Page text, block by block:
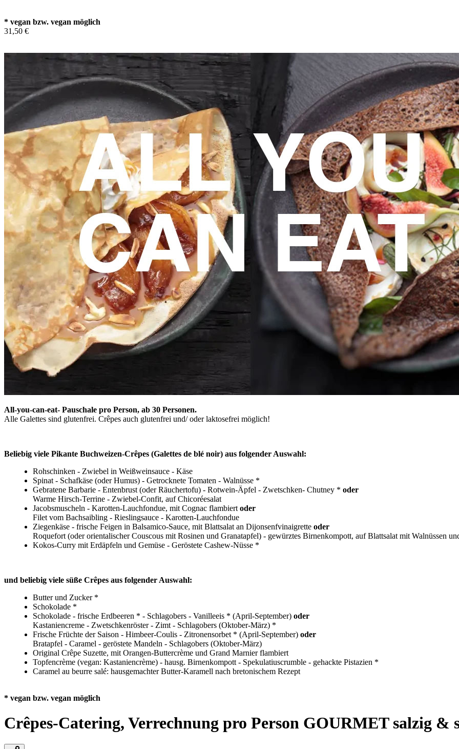
* vegan bzw. vegan möglich
31,50 €
All-you-can-eat- Pauschale pro Person, ab 30 Personen.
Alle Galettes sind glutenfrei. Crêpes auch glutenfrei und/ oder laktosefrei möglich!
Beliebig viele Pikante Buchweizen-Crêpes (Galettes de blé noir) aus folgender Auswahl:
Rohschinken - Zwiebel in Weißweinsauce - Käse
Spinat - Schafkäse (oder Humus) - Getrocknete Tomaten - Walnüsse *
Gebratene Barbarie - Entenbrust (oder Räuchertofu) - Rotwein-Äpfel - Zwetschken- Chutney * oder
Warme Hirsch-Terrine - Zwiebel-Confit, auf Chicoréesalat
Jacobsmuscheln - Karotten-Lauchfondue, mit Cognac flambiert oder
Filet vom Bachsaibling - Rieslingsauce - Karotten-Lauchfondue
Ziegenkäse - frische Feigen in Balsamico-Sauce, mit Blattsalat an Dijonsenfvinaigrette oder
Roquefort (oder orientalischer Couscous mit Rosinen und Granatapfel) - gewürztes Birnenkompott, auf Blattsalat mit Walnüssen
Kokos-Curry mit Erdäpfeln und Gemüse - Geröstete Cashew-Nüsse *
und beliebig viele süße Crêpes aus folgender Auswahl:
Butter und Zucker *
Schokolade *
Schokolade - frische Erdbeeren * - Schlagobers - Vanilleeis * (April-September) oder
Kastaniencreme - Zwetschkenröster - Zimt - Schlagobers (Oktober-März) *
Frische Früchte der Saison - Himbeer-Coulis - Zitronensorbet * (April-September) oder
Bratapfel - Caramel - geröstete Mandeln - Schlagobers (Oktober-März)
Original Crêpe Suzette, mit Orangen-Buttercrème und Grand Marnier flambiert
Topfencrème (vegan: Kastaniencrème) - hausg. Birnenkompott - Spekulatiuscrumble - gehackte Pistazien *
Caramel au beurre salé: hausgemachter Butter-Karamell nach bretonischem Rezept
* vegan bzw. vegan möglich
Crêpes-Catering, Verrechnung pro Person GOURMET salzig &